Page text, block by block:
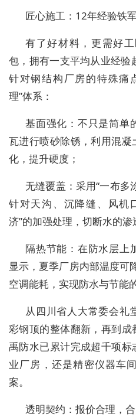
匠心施工：12年经验铁
有了好材料，更需好
包，拥有一支平均从业经验
针对钢结构厂房的特殊痛
理”体系：
基面强化 ：不只是简单
瓦进行喷砂除锈，利用混
化，提升硬度；
无缝覆盖 ：采用“一布多
针对天沟、沉降缝、风机
济”的加强处理，切断水的渗
隔热节能 ：在防水层
显示，夏季厂房内部温度
空调能耗，实现防水与节能
从四川省人大常委会礼
彩钢顶的整体翻新，再到
禹防水已累计完成超千项
业厂房，还是精密仪器车
案。
透明契约：报价合理，